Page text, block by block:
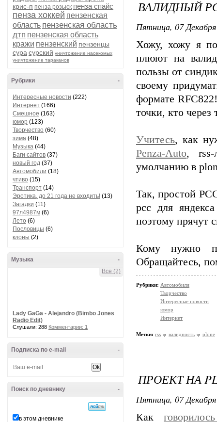
крис-п пенза розыск пенза спайс
пенза хоккей пензенская
область пензенская область
дтп пензенская область
кражи пензенский пензенцы
сура сурский уничтожение насекомых
уничтожение тараканов
-
Рубрики
Интересные новости (222)
Интернет (166)
Смешное (163)
юмор (123)
Творчество (60)
зима (48)
Музыка (44)
Баги сайтов (37)
новый год (37)
Автомобили (18)
чтиво (15)
Транспорт (14)
Эротика, до 21 года не входить! (13)
Загадки (11)
97л4987м (6)
Лето (6)
Пословицы (6)
клоны (2)
-
Музыка
Все (2)
Lady GaGa - Alejandro (Bimbo Jones
Radio Edit)
Слушали: 288 Комментарии: 1
-
Подписка по e-mail
-
Поиск по дневнику
в этом дневнике
ВАЛИДНЫЙ
Пятница, 07
Хожу, хожу я
плюют на
пользы от
своему
формате
точки, кто через
Учитесь, как
Penza-Auto, rss-
умолчанию в
Так, простой
рсс для
поэтому прячут
Кому нужно
Обращайтесь,
Рубрики: Автомобили
Творчество
Интересные новости
юмор
Интернет
Метки: rss валидность plone
ПРОЕКТ НА
Пятница, 07
Как